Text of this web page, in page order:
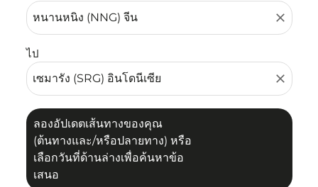
close
ไป
close
ลองอัปเดตเส้นทางของคุณ
(ต้นทางและ/หรือปลายทาง) หรือ
เลือกวันที่ด้านล่างเพื่อค้นหาข้อ
เสนอ